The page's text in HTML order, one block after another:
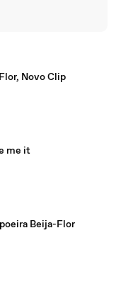
Novo Clip
me it
Beija-Flor